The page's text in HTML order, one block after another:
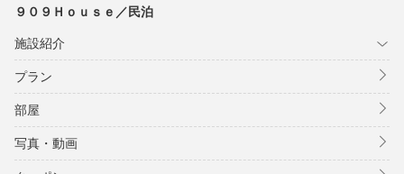
９０９Ｈｏｕｓｅ／民泊
施設紹介
プラン
部屋
写真・動画